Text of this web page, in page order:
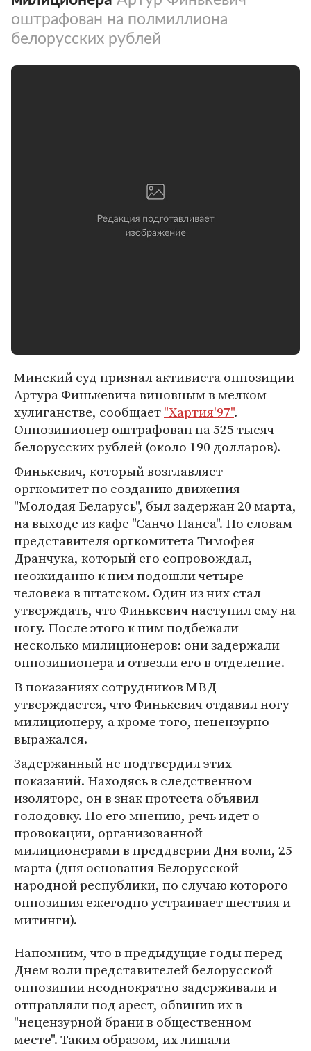
оштрафован на полмиллиона
белорусских рублей
Минский суд признал активиста оппозиции
Артура Финькевича виновным в мелком
хулиганстве, сообщает"Хартия'97".
Оппозиционер оштрафован на 525 тысяч
белорусских рублей (около 190 долларов).
Финькевич, который возглавляет
оргкомитет по созданию движения
"Молодая Беларусь", был задержан 20 марта,
на выходе из кафе "Санчо Панса". По словам
представителя оргкомитета Тимофея
Дранчука, который его сопровождал,
неожиданно к ним подошли четыре
человека в штатском. Один из них стал
утверждать, что Финькевич наступил ему на
ногу. После этого к ним подбежали
несколько милиционеров: они задержали
оппозиционера и отвезли его в отделение.
В показаниях сотрудников МВД
утверждается, что Финькевич отдавил ногу
милиционеру, а кроме того, нецензурно
выражался.
Задержанный не подтвердил этих
показаний. Находясь в следственном
изоляторе, он в знак протеста объявил
голодовку. По его мнению, речь идет о
провокации, организованной
милиционерами в преддверии Дня воли, 25
марта (дня основания Белорусской
народной республики, по случаю которого
оппозиция ежегодно устраивает шествия и
митинги).
Напомним, что в предыдущие годы перед
Днем воли представителей белорусской
оппозиции неоднократно задерживали и
отправляли под арест, обвинив их в
"нецензурной брани в общественном
месте". Таким образом, их лишали